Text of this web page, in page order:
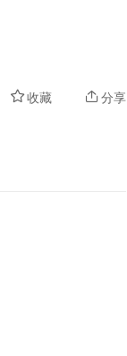
收藏 分享